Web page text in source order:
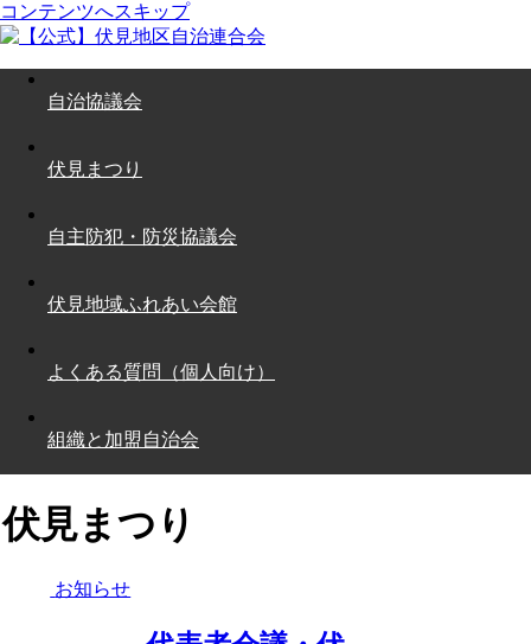
コンテンツへスキップ
自治協議会
伏見まつり
自主防犯・防災協議会
伏見地域ふれあい会館
よくある質問（個人向け）
組織と加盟自治会
伏見まつり
お知らせ